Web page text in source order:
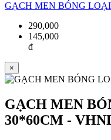
GẠCH MEN BÓNG
290,000
145,000
đ
×
GẠCH MEN
30*60CM -